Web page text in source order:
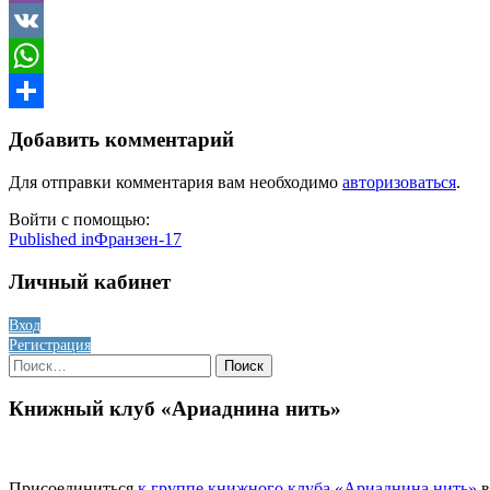
Viber
VK
WhatsApp
Добавить комментарий
Для отправки комментария вам необходимо авторизоваться.
Войти с помощью:
Навигация
по
Published inФранзен-17
Личный кабинет
Вход
Регистрация
Найти:
Книжный клуб «Ариаднина нить»